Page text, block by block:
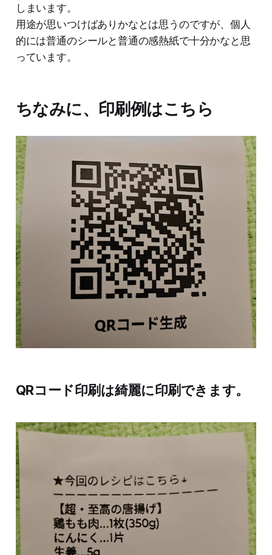
しまいます。
用途が思いつけばありかなとは思うのですが、個人
的には普通のシールと普通の感熱紙で十分かなと思
っています。
ちなみに、印刷例はこちら
QRコード印刷は綺麗に印刷できます。